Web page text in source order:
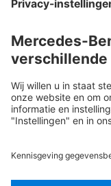
Rescue Card